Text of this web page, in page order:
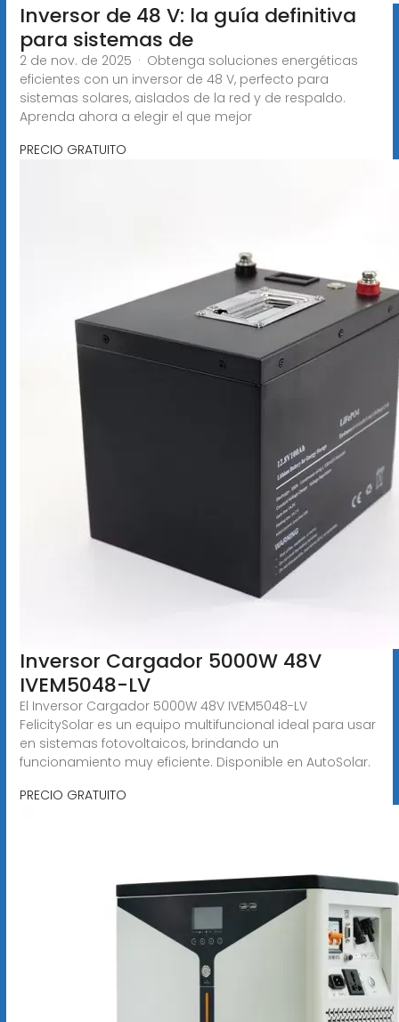
Inversor de 48 V: la guía definitiva
para sistemas de
2 de nov. de 2025 · Obtenga soluciones energéticas
eficientes con un inversor de 48 V, perfecto para
sistemas solares, aislados de la red y de respaldo.
Aprenda ahora a elegir el que mejor
PRECIO GRATUITO
Inversor Cargador 5000W 48V
IVEM5048-LV
El Inversor Cargador 5000W 48V IVEM5048-LV
FelicitySolar es un equipo multifuncional ideal para usar
en sistemas fotovoltaicos, brindando un
funcionamiento muy eficiente. Disponible en AutoSolar.
PRECIO GRATUITO